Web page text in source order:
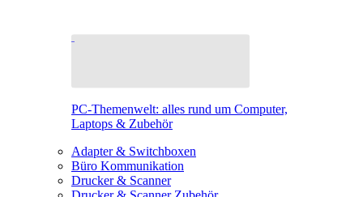
PC-Themenwelt: alles rund um Computer,
Laptops & Zubehör
Adapter & Switchboxen
Büro Kommunikation
Drucker & Scanner